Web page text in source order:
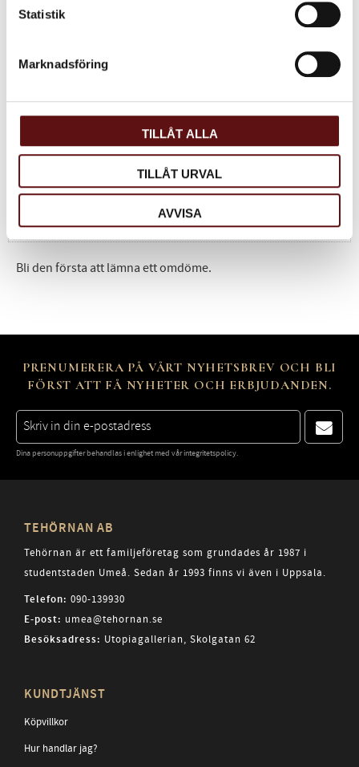
Statistik
Marknadsföring
TILLÅT ALLA
TILLÅT URVAL
AVVISA
Bli den första att lämna ett omdöme.
PRENUMERERA PÅ VÅRT NYHETSBREV OCH BLI
FÖRST ATT FÅ NYHETER OCH ERBJUDANDEN.
Dina personuppgifter behandlas i enlighet med vårintegritetspolicy.
TEHÖRNAN AB
Tehörnan är ett familjeföretag som grundades år 1987 i
studentstaden Umeå. Sedan år 1993 finns vi även i Uppsala.
Telefon: 090-139930
E-post: umea@tehornan.se
Besöksadress: Utopiagallerian, Skolgatan 62
KUNDTJÄNST
Köpvillkor
Hur handlar jag?